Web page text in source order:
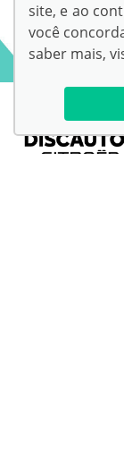
site, e ao
você
saber mais,